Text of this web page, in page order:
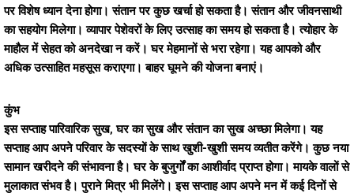
पर विशेष ध्यान देना होगा। संतान पर कुछ खर्चा हो सकता है। संतान और जीवनसाथी
का सहयोग मिलेगा। व्यापार पेशेवरों के लिए उत्साह का समय हो सकता है। त्योहार के
माहौल में सेहत को अनदेखा न करें। घर मेहमानों से भरा रहेगा। यह आपको और
अधिक उत्साहित महसूस कराएगा। बाहर घूमने की योजना बनाएं।
कुंभ
इस सप्ताह पारिवारिक सुख, घर का सुख और संतान का सुख अच्छा मिलेगा। यह
सप्ताह आप अपने परिवार के सदस्यों के साथ खुशी-खुशी समय व्यतीत करेंगे। कुछ नया
सामान खरीदने की संभावना है। घर के बुजुर्गों का आशीर्वाद प्राप्त होगा। मायके वालों से
मुलाकात संभव है। पुराने मित्र भी मिलेंगे। इस सप्ताह आप अपने मन में कई दिनों से